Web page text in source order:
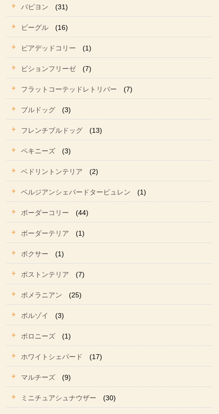
パピヨン (31)
ビーグル (16)
ビアデッドコリー (1)
ビションフリーゼ (7)
フラットコーテッドレトリバー (7)
ブルドッグ (3)
フレンチブルドッグ (13)
ペキニーズ (3)
ベドリントンテリア (2)
ベルジアンシェパードタービュレン (1)
ボーダーコリー (44)
ボーダーテリア (1)
ボクサー (1)
ボストンテリア (7)
ポメラニアン (25)
ボルゾイ (3)
ボロニーズ (1)
ホワイトシェパード (17)
マルチーズ (9)
ミニチュアシュナウザー (30)